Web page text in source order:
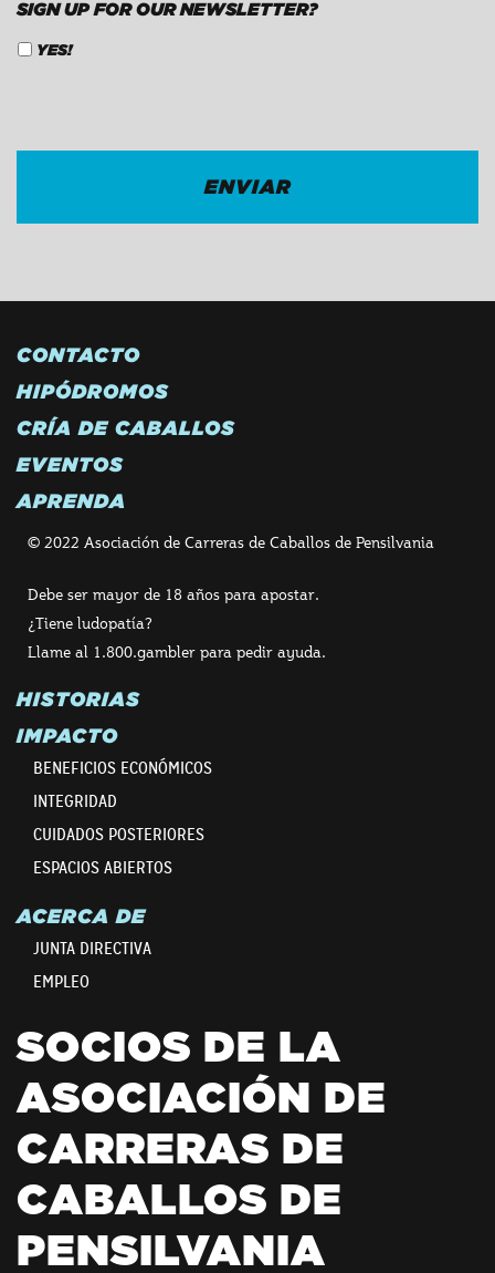
SIGN UP FOR OUR NEWSLETTER?
YES!
CONTACTO
HIPÓDROMOS
CRÍA DE CABALLOS
EVENTOS
APRENDA
© 2022 Asociación de Carreras de Caballos de Pensilvania
Debe ser mayor de 18 años para apostar.
¿Tiene ludopatía?
Llame al 1.800.gambler para pedir ayuda.
HISTORIAS
IMPACTO
BENEFICIOS ECONÓMICOS
INTEGRIDAD
CUIDADOS POSTERIORES
ESPACIOS ABIERTOS
ACERCA DE
JUNTA DIRECTIVA
EMPLEO
SOCIOS DE LA
ASOCIACIÓN DE
CARRERAS DE
CABALLOS DE
PENSILVANIA